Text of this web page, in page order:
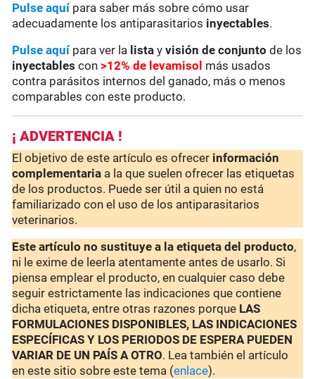
Pulse aquípara saber más sobre cómo usar
adecuadamente los antiparasitarios inyectables.
Pulse aquí para ver la lista yvisión de conjunto de los
inyectables con >12% de levamisol más usados
contra parásitos internos del ganado, más o menos
comparables con este producto.
¡ ADVERTENCIA !
El objetivo de este artículo es ofrecer información
complementaria a la que suelen ofrecer las etiquetas
de los productos. Puede ser útil a quien no está
familiarizado con el uso de los antiparasitarios
veterinarios.
Este artículo no sustituye a la etiqueta del producto,
ni le exime de leerla atentamente antes de usarlo. Si
piensa emplear el producto, en cualquier caso debe
seguir estrictamente las indicaciones que contiene
dicha etiqueta, entre otras razones porque LAS
FORMULACIONES DISPONIBLES, LAS INDICACIONES
ESPECÍFICAS Y LOS PERIODOS DE ESPERA PUEDEN
VARIAR DE UN PAÍS A OTRO. Lea también el artículo
en este sitio sobre este tema (enlace).